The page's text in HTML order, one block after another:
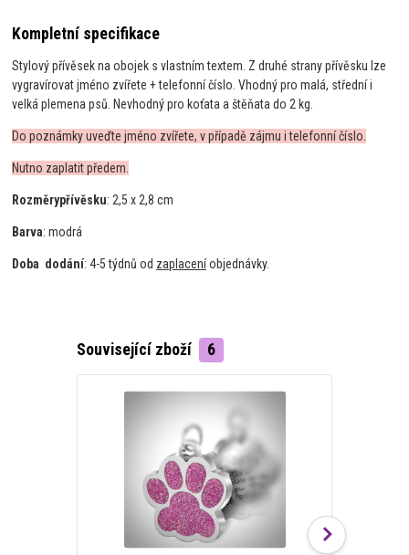
Kompletní specifikace
Stylový přívěsek na obojek s vlastním textem. Z druhé strany přívěsku lze
vygravírovat jméno zvířete + telefonní číslo. Vhodný pro malá, střední i
velká plemena psů. Nevhodný pro koťata a štěňata do 2 kg.
Do poznámky uveďte jméno zvířete, v případě zájmu i telefonní číslo.
Nutno zaplatit předem.
Rozměrypřívěsku: 2,5 x 2,8 cm
Barva: modrá
Doba dodání: 4-5 týdnů od zaplaceníobjednávky.
Související zboží 6